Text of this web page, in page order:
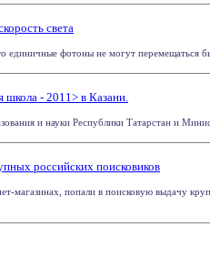
света
единичные фотоны не могут перемещаться
школа - 2011> в Казани.
и науки Республики Татарстан и
российских поисковиков
магазинах, попали в поисковую выдачу